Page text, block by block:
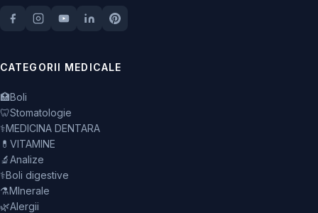
CATEGORII MEDICALE
🏥Boli
🦷Stomatologie
⚕️MEDICINA DENTARA
💊 VITAMINE
🔬Analize
⚕️Boli digestive
⚗️MInerale
🌿Alergii